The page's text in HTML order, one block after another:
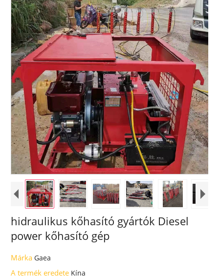
hidraulikus kőhasító gyártók Diesel
power kőhasító gép
MárkaGaea
A termék eredete Kína